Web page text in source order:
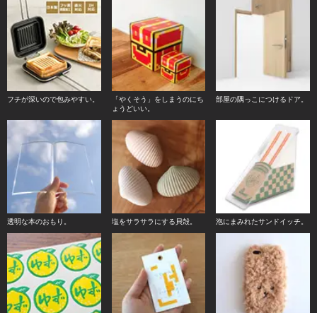
フチが深いので包みやすい。
「やくそう」をしまうのにち
ょうどいい。
部屋の隅っこにつけるドア。
透明な本のおもり。 塩をサラサラにする貝殻。 泡にまみれたサンドイッチ。